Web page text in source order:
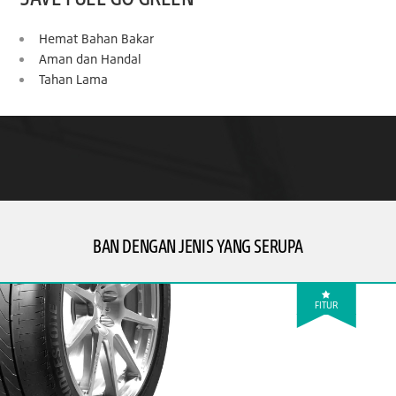
Hemat Bahan Bakar
Aman dan Handal
Tahan Lama
BAN DENGAN JENIS YANG SERUPA
FITUR